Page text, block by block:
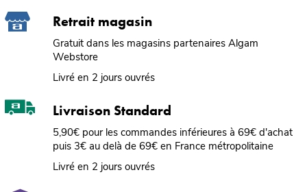
Retrait magasin
Gratuit dans les magasins partenaires Algam
Webstore
Livré en 2 jours ouvrés
Livraison Standard
5,90€ pour les commandes inférieures à 69€ d'achat
puis 3€ au delà de 69€ en France métropolitaine
Livré en 2 jours ouvrés